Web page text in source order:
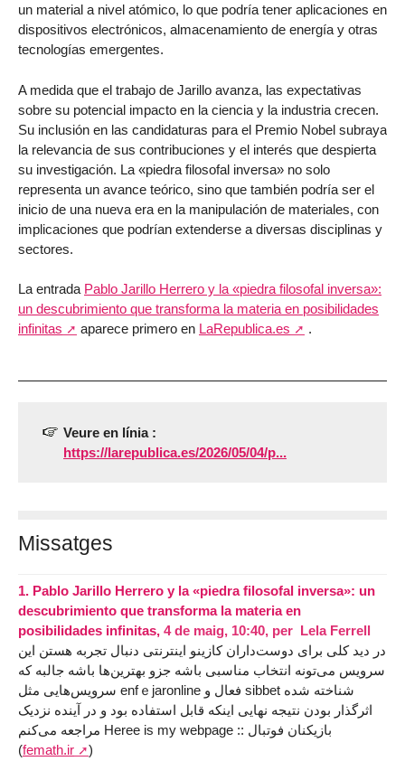
un material a nivel atómico, lo que podría tener aplicaciones en
dispositivos electrónicos, almacenamiento de energía y otras
tecnologías emergentes.
A medida que el trabajo de Jarillo avanza, las expectativas
sobre su potencial impacto en la ciencia y la industria crecen.
Su inclusión en las candidaturas para el Premio Nobel subraya
la relevancia de sus contribuciones y el interés que despierta
su investigación. La «piedra filosofal inversa» no solo
representa un avance teórico, sino que también podría ser el
inicio de una nueva era en la manipulación de materiales, con
implicaciones que podrían extenderse a diversas disciplinas y
sectores.
La entrada Pablo Jarillo Herrero y la «piedra filosofal inversa»:
un descubrimiento que transforma la materia en posibilidades
infinitas
aparece primero en LaRepublica.es .
Veure en línia :
https://larepublica.es/2026/05/04/p...
Missatges
1. Pablo Jarillo Herrero y la «piedra filosofal inversa»: un
descubrimiento que transforma la materia en
posibilidades infinitas, 4 de maig, 10:40, per Lela Ferrell
در دید کلی برای دوست‌داران کازینو اینترنتی دنبال تجربه هستن این
سرویس می‌تونه انتخاب مناسبی باشه جزو بهترین‌ها باشه جالبه که
سرویس‌هایی مثل enfｅjaronline فعال و sibbet شناخته شده
اثرگذار بودن نتیجه نهایی اینکه قابل استفاده بود و در آینده نزدیک
مراجعه می‌کنم Heree is my webpage :: بازیکنان فوتبال
(femath.ir )